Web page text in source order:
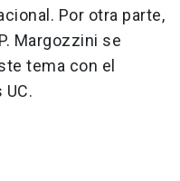
Por otra parte,
Margozzini se
tema con el
UC.